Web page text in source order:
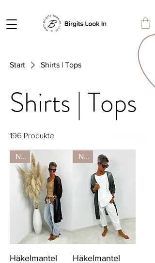
Start Shirts | Tops
Shirts | Tops
196 Produkte
Neu
Häkelmantel
Neu
Häkelmantel